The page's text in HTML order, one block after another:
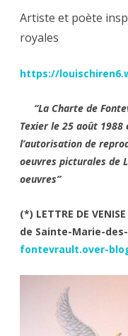
Maître
«
flotte
aux
Artiste et poète
royales
https://
“La Charte de
Texier le 25 août 1988
l’autorisation de
oeuvres picturales de
oeuvres”
(*) LETTRE DE
de Sainte-Marie-
fontevrault.over-